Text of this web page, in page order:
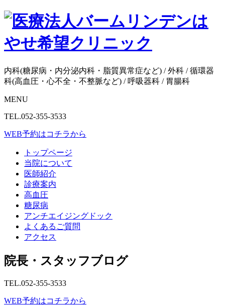
内科(糖尿病・内分泌内科・脂質異常症など) / 外科 / 循環器
科(高血圧・心不全・不整脈など) / 呼吸器科 / 胃腸科
MENU
TEL.052-355-3533
WEB予約はコチラから
トップページ
当院について
医師紹介
診療案内
高血圧
糖尿病
アンチエイジングドック
よくあるご質問
アクセス
院長・スタッフブログ
TEL.052-355-3533
WEB予約はコチラから